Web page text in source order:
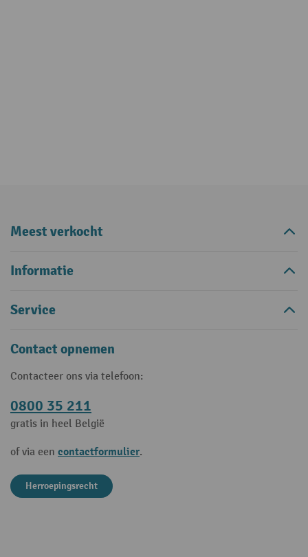
Meest verkocht
Informatie
Service
Contact opnemen
Contacteer ons via telefoon:
0800 35 211
gratis in heel België
of via een contactformulier.
Herroepingsrecht